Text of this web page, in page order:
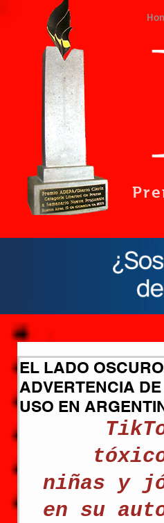
EL LADO
ADVERTENCIA
USO EN
niñas y
en su